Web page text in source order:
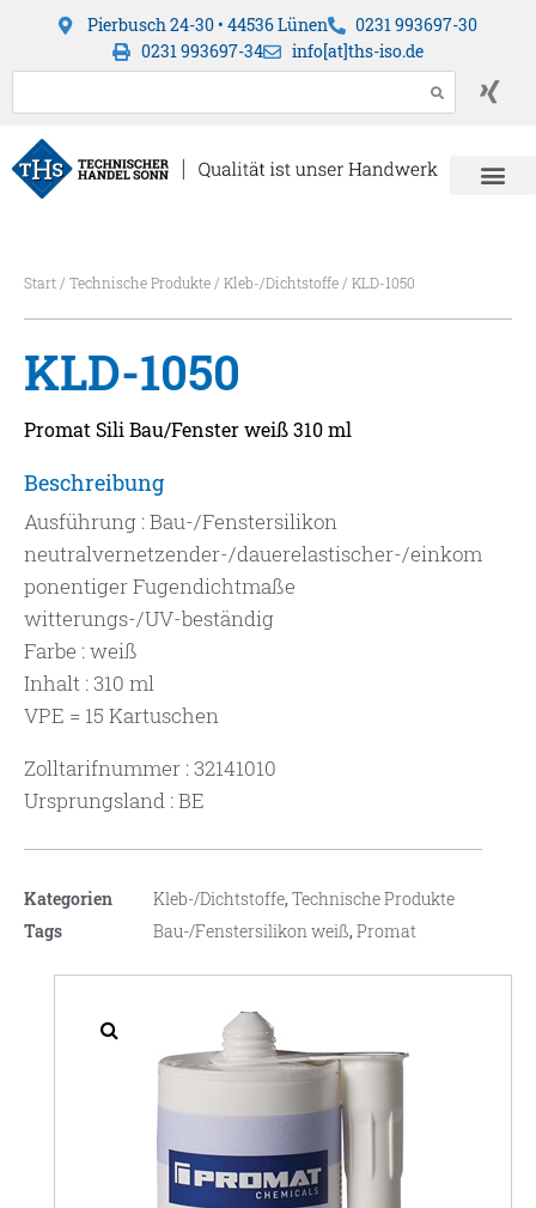
Pierbusch 24-30 • 44536 Lünen
0231 993697-30
0231 993697-34
info[at]ths-iso.de
Start/ Technische Produkte/ Kleb-/Dichtstoffe/ KLD-1050
KLD-1050
Promat Sili Bau/Fenster weiß 310 ml
Beschreibung
Ausführung : Bau-/Fenstersilikon
neutralvernetzender-/dauerelastischer-/einkom
ponentiger Fugendichtmaße
witterungs-/UV-beständig
Farbe : weiß
Inhalt : 310 ml
VPE = 15 Kartuschen
Zolltarifnummer : 32141010
Ursprungsland : BE
Kategorien Kleb-/Dichtstoffe,Technische Produkte
Tags
Bau-/Fenstersilikon weiß,Promat